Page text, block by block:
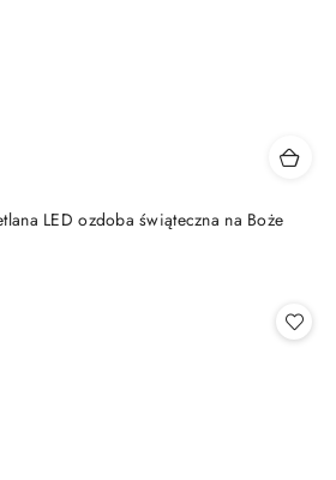
LED ozdoba świąteczna na Boże